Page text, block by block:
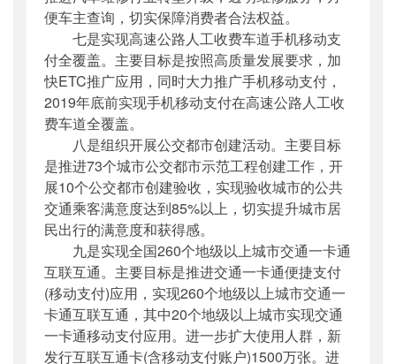
便车主查询，切实保障消费者合法权益。
七是实现高速公路人工收费车道手机移动支
付全覆盖。主要目标是按照高质量发展要求，加
快ETC推广应用，同时大力推广手机移动支付，
2019年底前实现手机移动支付在高速公路人工收
费车道全覆盖。
八是组织开展公交都市创建活动。主要目标
是推进73个城市公交都市示范工程创建工作，开
展10个公交都市创建验收，实现验收城市的公共
交通乘客满意度达到85%以上，切实提升城市居
民出行的满意度和获得感。
九是实现全国260个地级以上城市交通一卡通
互联互通。主要目标是推进交通一卡通便捷支付
(移动支付)应用，实现260个地级以上城市交通一
卡通互联互通，其中20个地级以上城市实现交通
一卡通移动支付应用。进一步扩大使用人群，新
发行互联互通卡(含移动支付账户)1500万张。进